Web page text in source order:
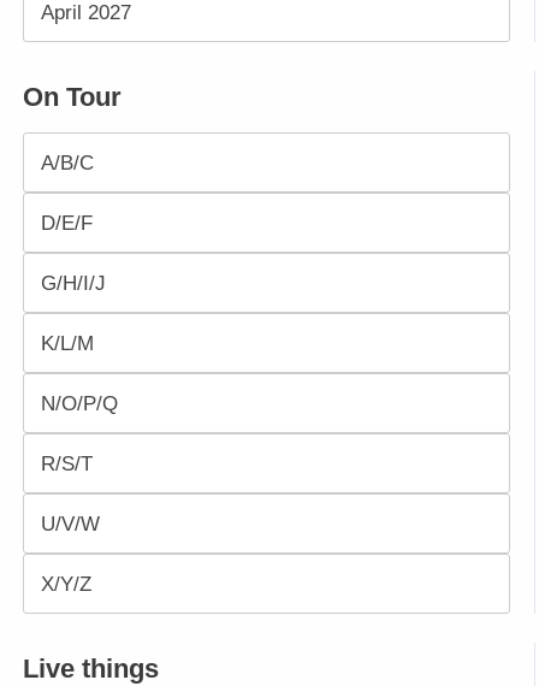
April 2027
On Tour
A/B/C
D/E/F
G/H/I/J
K/L/M
N/O/P/Q
R/S/T
U/V/W
X/Y/Z
Live things